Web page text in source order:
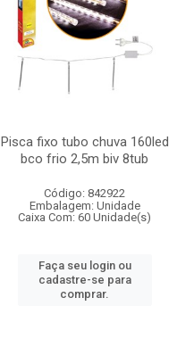
Pisca fixo tubo chuva 160led
bco frio 2,5m biv 8tub
Código: 842922
Embalagem: Unidade
Caixa Com: 60 Unidade(s)
Faça seu login ou
cadastre-se para
comprar.